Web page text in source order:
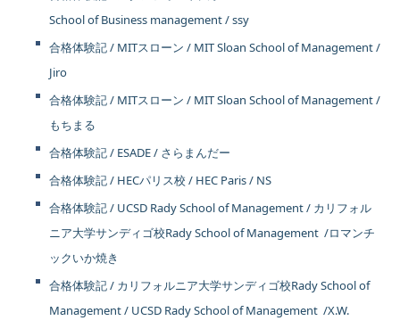
School of Business management / ssy
合格体験記 / MITスローン / MIT Sloan School of Management /
Jiro
合格体験記 / MITスローン / MIT Sloan School of Management /
もちまる
合格体験記 / ESADE / さらまんだー
合格体験記 / HECパリス校 / HEC Paris / NS
合格体験記 / UCSD Rady School of Management / カリフォル
ニア大学サンディゴ校Rady School of Management /ロマンチ
ックいか焼き
合格体験記 / カリフォルニア大学サンディゴ校Rady School of
Management / UCSD Rady School of Management /X.W.